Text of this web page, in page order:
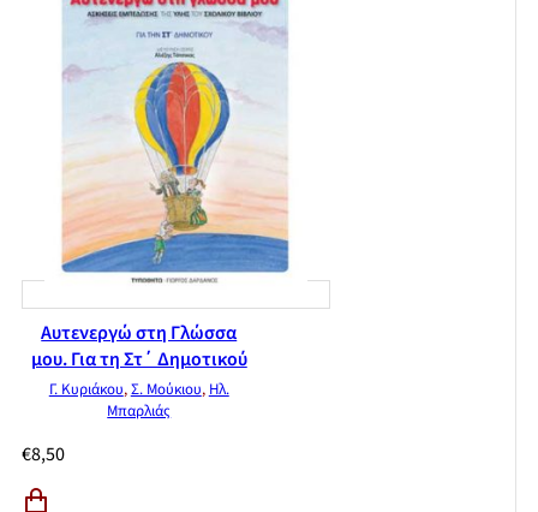
Απαντήσεις στις ασκήσεις εμπέδωσης
Αυτενεργώ στη Γλώσσα
μου. Για τη Στ΄ Δημοτικού
Γ. Κυριάκου,Σ. Μούκιου, Ηλ.
Μπαρλιάς
€8,50